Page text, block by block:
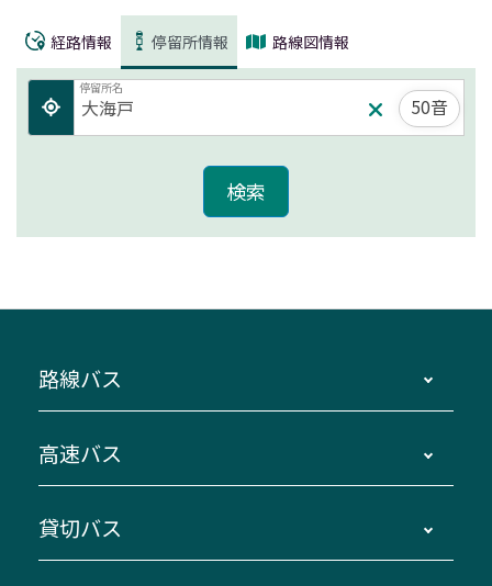
経路情報 停留所情報 路線図情報
停留所名
50音
路線バス
主要停留所案内図・時刻表
路線バスのご利用方法
高速バス
南紀・VISON～横浜・東京・埼玉
貸切バス